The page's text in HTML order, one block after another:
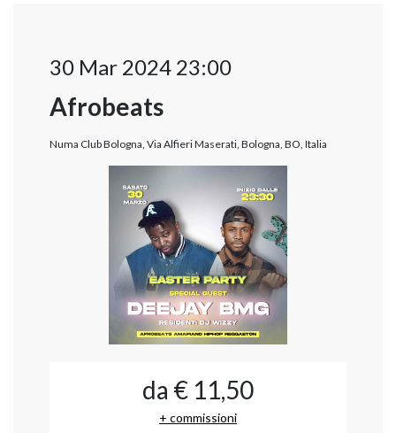
30 Mar 2024 23:00
Afrobeats
Numa Club Bologna, Via Alfieri Maserati, Bologna, BO, Italia
da € 11,50
+ commissioni